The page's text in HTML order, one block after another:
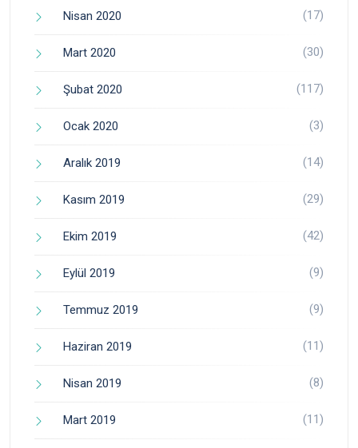
Nisan 2020 (17)
Mart 2020 (30)
Şubat 2020 (117)
Ocak 2020 (3)
Aralık 2019 (14)
Kasım 2019 (29)
Ekim 2019 (42)
Eylül 2019 (9)
Temmuz 2019 (9)
Haziran 2019 (11)
Nisan 2019 (8)
Mart 2019 (11)